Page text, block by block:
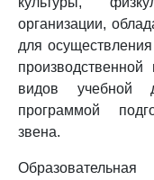
организации,
для
видов учебной
программой
звена.